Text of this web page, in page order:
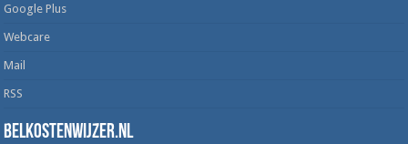
Google Plus
Webcare
Mail
RSS
Belkostenwijzer.nl